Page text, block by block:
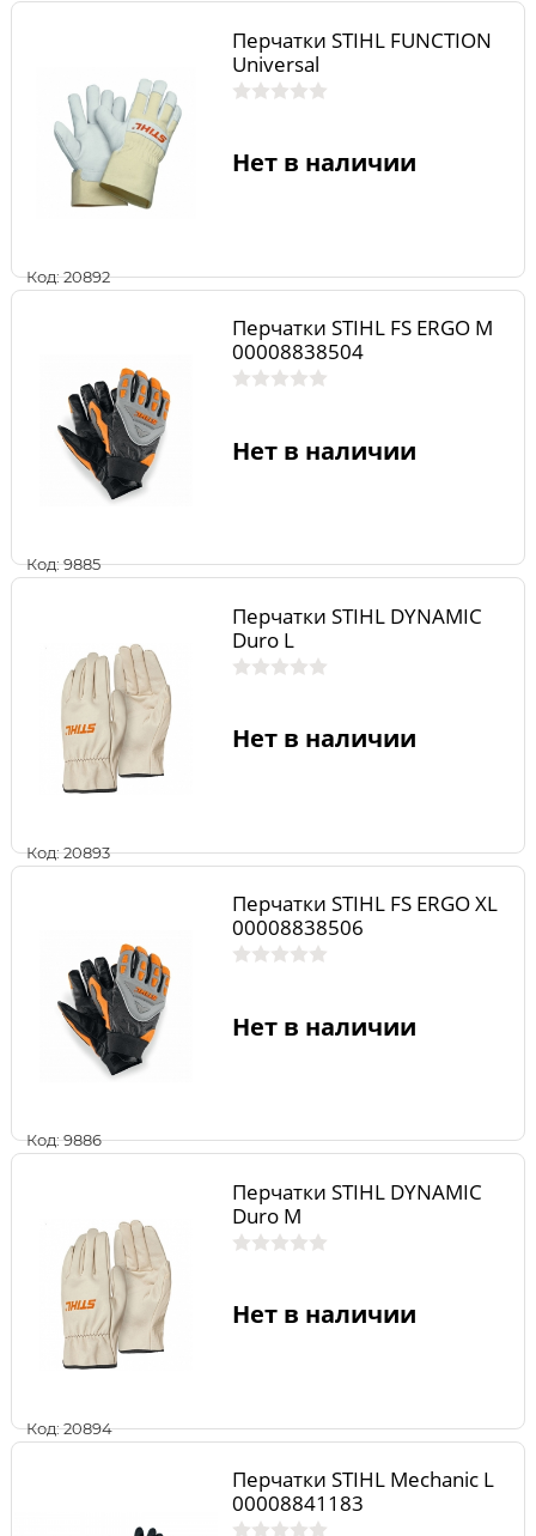
Код: 20892
Перчатки STIHL FUNCTION
Universal
Нет в наличии
Код: 9885
Перчатки STIHL FS ERGO M
00008838504
Нет в наличии
Код: 20893
Перчатки STIHL DYNAMIC
Duro L
Нет в наличии
Код: 9886
Перчатки STIHL FS ERGO XL
00008838506
Нет в наличии
Код: 20894
Перчатки STIHL DYNAMIC
Duro M
Нет в наличии
Перчатки STIHL Mechanic L
00008841183